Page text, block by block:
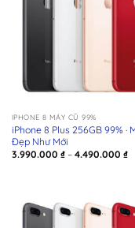
IPHONE 8 MÁY CŨ 99%
iPhone 8 Plus 256GB 99% ·
Đẹp Như Mới
3.990.000 ₫ – 4.490.000 ₫